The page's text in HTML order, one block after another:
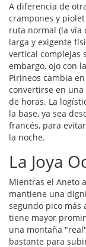
A diferencia de
crampones y
ruta normal (la vía
larga y exigente
vertical complejas
embargo, ojo con
Pirineos cambia
convertirse en
de horas. La
la base, ya sea
francés, para
la noche.
La Joya
Mientras el Aneto
mantiene una
segundo pico más
tiene mayor
una montaña
bastante para